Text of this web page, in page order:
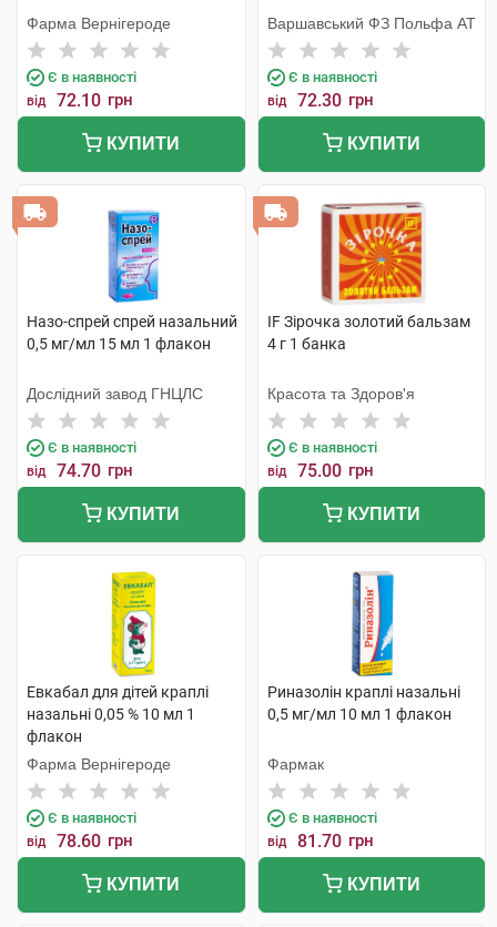
Фарма Вернігероде
Є в наявності
від 72.10 грн
КУПИТИ
Варшавський ФЗ Польфа АТ
Є в наявності
від 72.30 грн
КУПИТИ
Назо-спрей спрей назальний
0,5 мг/мл 15 мл 1 флакон
Дослідний завод ГНЦЛС
Є в наявності
від 74.70 грн
КУПИТИ
IF Зірочка золотий бальзам
4 г 1 банка
Красота та Здоров'я
Є в наявності
від 75.00 грн
КУПИТИ
Евкабал для дітей краплі
назальні 0,05 % 10 мл 1
флакон
Фарма Вернігероде
Є в наявності
від 78.60 грн
КУПИТИ
Риназолін краплі назальні
0,5 мг/мл 10 мл 1 флакон
Фармак
Є в наявності
від 81.70 грн
КУПИТИ